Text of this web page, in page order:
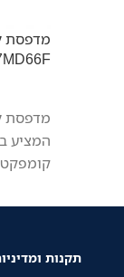
מדפסת
המציע
תקנות